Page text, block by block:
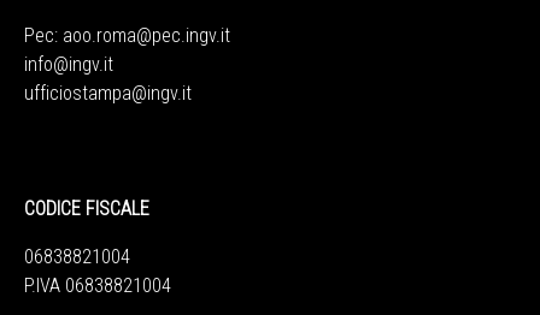
Pec: aoo.roma@pec.ingv.it
info@ingv.it
ufficiostampa@ingv.it
CODICE FISCALE
06838821004
P.IVA 06838821004